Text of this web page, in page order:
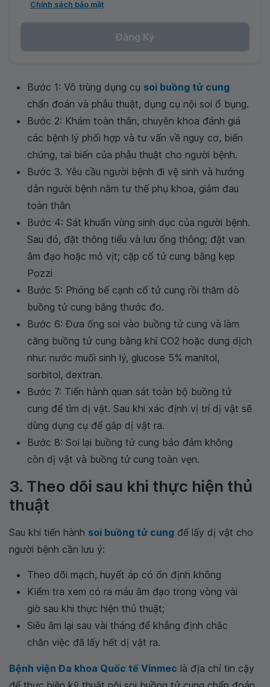
Chính sách bảo mật
Đăng Ký
Bước 1: Vô trùng dụng cụ soi buồng tử cung
chẩn đoán và phẫu thuật, dụng cụ nội soi ổ bụng.
Bước 2: Khám toàn thân, chuyên khoa đánh giá
các bệnh lý phối hợp và tư vấn về nguy cơ, biến
chứng, tai biến của phẫu thuật cho người bệnh.
Bước 3. Yêu cầu người bệnh đi vệ sinh và hướng
dẫn người bệnh nằm tư thế phụ khoa, giảm đau
toàn thân
Bước 4: Sát khuẩn vùng sinh dục của người bệnh.
Sau đó, đặt thông tiểu và lưu ống thông; đặt van
âm đạo hoặc mỏ vịt; cặp cổ tử cung bằng kẹp
Pozzi
Bước 5: Phóng bế cạnh cổ tử cung rồi thăm dò
buồng tử cung bằng thước đo.
Bước 6: Đưa ống soi vào buồng tử cung và làm
căng buồng tử cung bằng khí CO2 hoặc dung dịch
như: nước muối sinh lý, glucose 5% manitol,
sorbitol, dextran.
Bước 7: Tiến hành quan sát toàn bộ buồng tử
cung để tìm dị vật. Sau khi xác định vị trí dị vật sẽ
dùng dụng cụ để gắp dị vật ra.
Bước 8: Soi lại buồng tử cung bảo đảm không
còn dị vật và buồng tử cung toàn vẹn.
3. Theo dõi sau khi thực hiện thủ
thuật
Sau khi tiến hành soi buồng tử cungđể lấy dị vật cho
người bệnh cần lưu ý:
Theo dõi mạch, huyết áp có ổn định không
Kiểm tra xem có ra máu âm đạo trong vòng vài
giờ sau khi thực hiện thủ thuật;
Siêu âm lại sau vài tháng để khẳng định chắc
chắn việc đã lấy hết dị vật ra.
Bệnh viện Đa khoa Quốc tế Vinmeclà địa chỉ tin cậy